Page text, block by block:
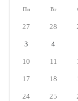
Пн Вт
27 28
3 4
10 11
17 18
24 25